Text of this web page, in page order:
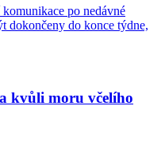
po nedávné
dokončeny do konce týdne,
kvůli moru včelího